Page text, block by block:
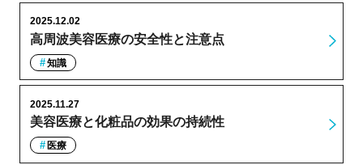
高周波美容医療の安全性と注意点
2025.12.02
知識
美容医療と化粧品の効果の持続性
2025.11.27
医療